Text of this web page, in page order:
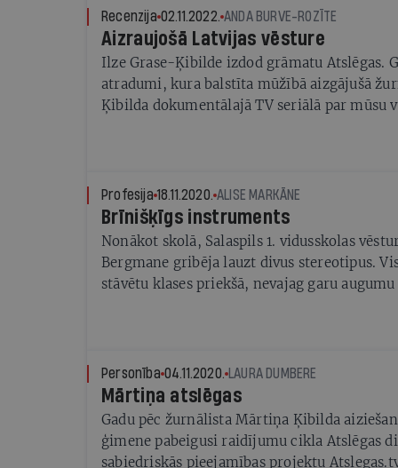
Recenzija 02.11.2022. ANDA BURVE-ROZĪTE
Aizraujošā Latvijas vēsture
Ilze Grase-Ķibilde izdod grāmatu Atslēgas.
atradumi, kura balstīta mūžībā aizgājušā
Ķibilda dokumentālajā TV seriālā par mūsu
Profesija 18.11.2020. ALISE MARKĀNE
Brīnišķīgs instruments
Nonākot skolā, Salaspils 1. vidusskolas
Bergmane gribēja lauzt divus stereotipus.
stāvētu klases priekšā, nevajag garu
Personība 04.11.2020. LAURA DUMBERE
Mārtiņa atslēgas
Gadu pēc žurnālista Mārtiņa Ķibilda
ģimene pabeigusi raidījumu cikla Atslēgas
sabiedriskās pieejamības projektu